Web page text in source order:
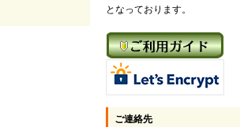
となっております。
ご連絡先